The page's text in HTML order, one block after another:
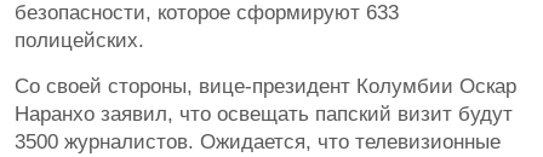
безопасности, которое сформируют 633
полицейских.
Со своей стороны, вице-президент Колумбии Оскар
Наранхо заявил, что освещать папский визит будут
3500 журналистов. Ожидается, что телевизионные